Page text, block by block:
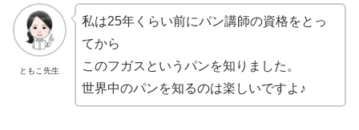
ともこ先生
私は25年くらい前にパン講師の資格をとっ
てから
このフガスというパンを知りました。
世界中のパンを知るのは楽しいですよ♪